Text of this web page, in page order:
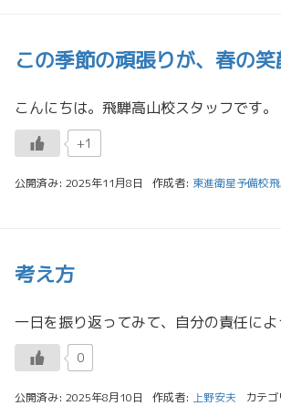
この季節の頑張りが、春の笑
+1
公開済み: 2025年11月8日 作成者: 東進衛星予備校
考え方
0
公開済み: 2025年8月10日 作成者: 上野安夫 カテ